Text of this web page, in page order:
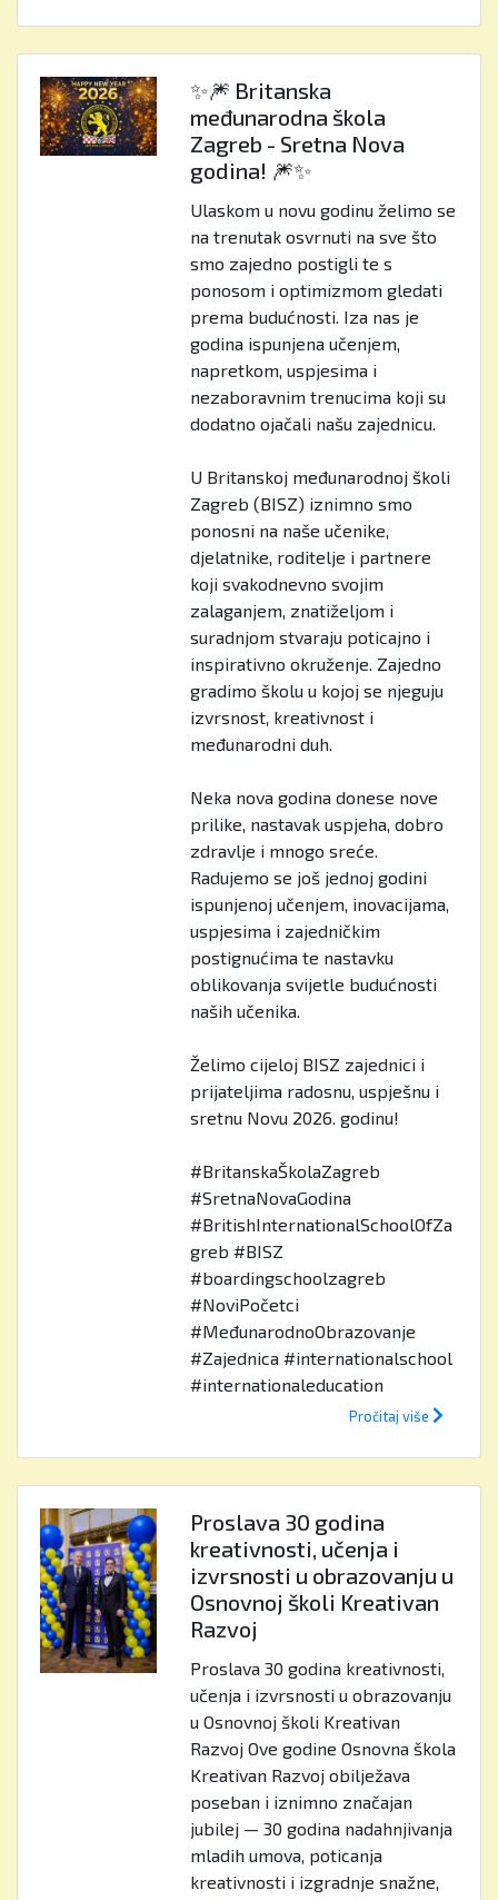
✨🎆 Britanska
međunarodna škola
Zagreb - Sretna Nova
godina! 🎆✨
Ulaskom u novu godinu želimo se
na trenutak osvrnuti na sve što
smo zajedno postigli te s
ponosom i optimizmom gledati
prema budućnosti. Iza nas je
godina ispunjena učenjem,
napretkom, uspjesima i
nezaboravnim trenucima koji su
dodatno ojačali našu zajednicu.
U Britanskoj međunarodnoj školi
Zagreb (BISZ) iznimno smo
ponosni na naše učenike,
djelatnike, roditelje i partnere
koji svakodnevno svojim
zalaganjem, znatiželjom i
suradnjom stvaraju poticajno i
inspirativno okruženje. Zajedno
gradimo školu u kojoj se njeguju
izvrsnost, kreativnost i
međunarodni duh.
Neka nova godina donese nove
prilike, nastavak uspjeha, dobro
zdravlje i mnogo sreće.
Radujemo se još jednoj godini
ispunjenoj učenjem, inovacijama,
uspjesima i zajedničkim
postignućima te nastavku
oblikovanja svijetle budućnosti
naših učenika.
Želimo cijeloj BISZ zajednici i
prijateljima radosnu, uspješnu i
sretnu Novu 2026. godinu!
#BritanskaŠkolaZagreb
#SretnaNovaGodina
#BritishInternationalSchoolOfZa
greb #BISZ
#boardingschoolzagreb
#NoviPočetci
#MeđunarodnoObrazovanje
#Zajednica #internationalschool
#internationaleducation
Pročitaj više
Proslava 30 godina
kreativnosti, učenja i
izvrsnosti u obrazovanju u
Osnovnoj školi Kreativan
Razvoj
Proslava 30 godina kreativnosti,
učenja i izvrsnosti u obrazovanju
u Osnovnoj školi Kreativan
Razvoj Ove godine Osnovna škola
Kreativan Razvoj obilježava
poseban i iznimno značajan
jubilej — 30 godina nadahnjivanja
mladih umova, poticanja
kreativnosti i izgradnje snažne,